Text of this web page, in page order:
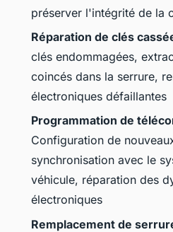
préserver l'intégrité de la
Réparation de clés
clés endommagées,
coincés dans la serrure,
électroniques défaillantes
Programmation de
Configuration de
synchronisation avec le
véhicule, réparation des
électroniques
Remplacement de